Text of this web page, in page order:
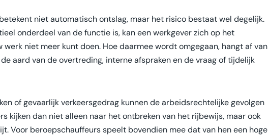
niet automatisch ontslag, maar het risico bestaat wel degelijk.
onderdeel van de functie is, kan een werkgever zich op het
niet meer kunt doen. Hoe daarmee wordt omgegaan, hangt af van
aard van de overtreding, interne afspraken en de vraag of tijdelijk
of gevaarlijk verkeersgedrag kunnen de arbeidsrechtelijke gevolgen
kijken dan niet alleen naar het ontbreken van het rijbewijs, maar ook
Voor beroepschauffeurs speelt bovendien mee dat van hen een hoge